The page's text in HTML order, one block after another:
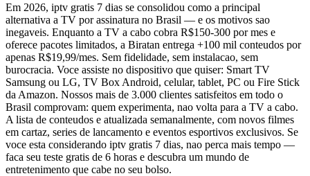
Em 2026, iptv gratis 7 dias se consolidou como a principal
alternativa a TV por assinatura no Brasil — e os motivos sao
inegaveis. Enquanto a TV a cabo cobra R$150-300 por mes e
oferece pacotes limitados, a Biratan entrega +100 mil conteudos por
apenas R$19,99/mes. Sem fidelidade, sem instalacao, sem
burocracia. Voce assiste no dispositivo que quiser: Smart TV
Samsung ou LG, TV Box Android, celular, tablet, PC ou Fire Stick
da Amazon. Nossos mais de 3.000 clientes satisfeitos em todo o
Brasil comprovam: quem experimenta, nao volta para a TV a cabo.
A lista de conteudos e atualizada semanalmente, com novos filmes
em cartaz, series de lancamento e eventos esportivos exclusivos. Se
voce esta considerando iptv gratis 7 dias, nao perca mais tempo —
faca seu teste gratis de 6 horas e descubra um mundo de
entretenimento que cabe no seu bolso.